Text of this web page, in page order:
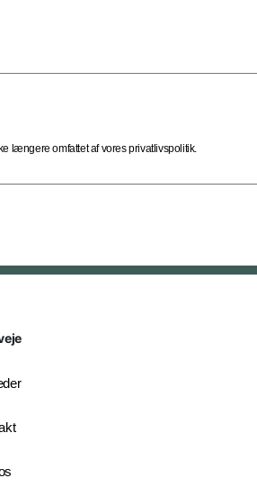
længere omfattet af vores privatlivspolitik.